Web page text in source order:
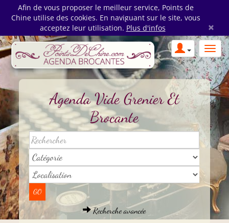
Afin de vous proposer le meilleur service, Points de
Chine utilise des cookies. En naviguant sur le site, vous
acceptez leur utilisation. Plus d'infos ×
Agenda Vide Grenier Et
Brocante
Recherche avancée